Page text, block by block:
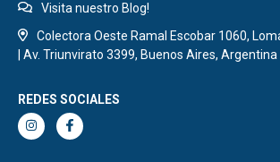
Visita nuestro Blog!
Colectora Oeste Ramal Escobar 1060,
| Av. Triunvirato 3399, Buenos Aires, Argentina
REDES SOCIALES